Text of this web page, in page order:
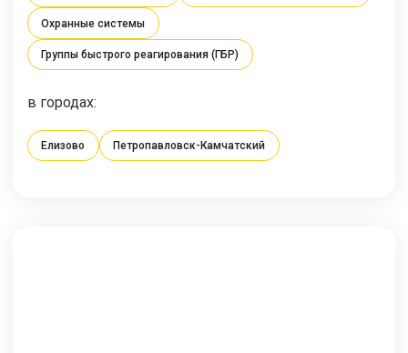
Охранные системы
Группы быстрого реагирования (ГБР)
в городах:
Елизово Петропавловск-Камчатский